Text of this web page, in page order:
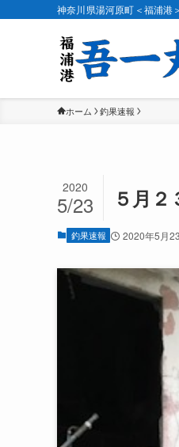
神奈川県湯河原町＜福浦港
ホーム 釣果速報
５月
2020
5/23
釣果速報 2020年5月